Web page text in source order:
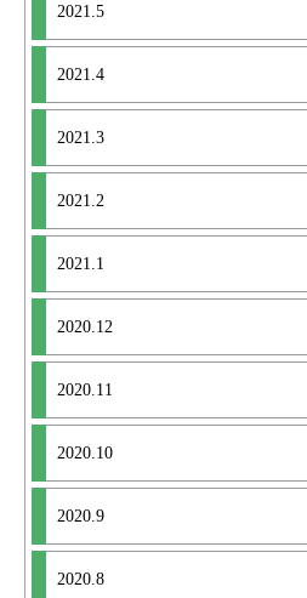
2021.5
2021.4
2021.3
2021.2
2021.1
2020.12
2020.11
2020.10
2020.9
2020.8